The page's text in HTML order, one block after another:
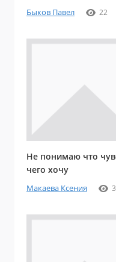
Быков Павел 22
Не понимаю что
чего хочу
Макаева Ксения